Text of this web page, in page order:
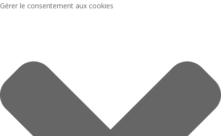
Gérer le consentement aux cookies